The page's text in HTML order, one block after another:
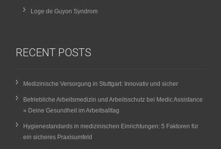
Loge de Guyon Syndrom
RECENT POSTS
Medizinische Versorgung in Stuttgart: Innovativ und sicher
Betriebliche Arbeitsmedizin und Arbeitsschutz bei Medic Assistance
» Deine Gesundheit im Arbeitsalltag
Hygienestandards in medizinischen Einrichtungen: 5 Faktoren für
ein sicheres Praxisumfeld